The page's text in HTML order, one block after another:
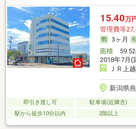
15.40万
管理費等
3ヶ月
面積
2018年7月(
ＪＲ上
新潟県
即引き渡し可 駐車場(近隣含)
駅から徒歩10分以内
2階以上